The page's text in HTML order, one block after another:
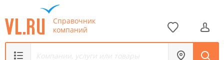
Справочник
компаний